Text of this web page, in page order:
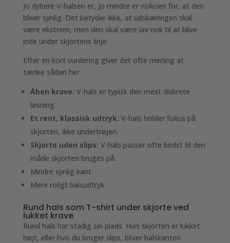
Jo dybere V-halsen er, jo mindre er risikoen for, at den
bliver synlig. Det betyder ikke, at udskæringen skal
være ekstrem, men den skal være lav nok til at blive
inde under skjortens linje.
Efter en kort vurdering giver det ofte mening at
tænke sådan her:
Åben krave: V-hals er typisk den mest diskrete
løsning.
Et rent, klassisk udtryk: V-hals holder fokus på
skjorten, ikke undertrøjen.
Skjorte uden slips: V-hals passer ofte bedst til den
måde skjorten bruges på.
Mindre synlig kant
Mere roligt halsudtryk
Rund hals som T-shirt under skjorte ved
lukket krave
Rund hals har stadig sin plads. Hvis skjorten er lukket
højt, eller hvis du bruger slips, bliver halskanten